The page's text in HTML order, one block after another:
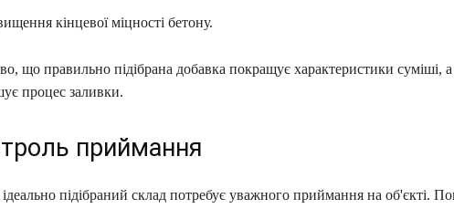
кінцевої міцності бетону.
що правильно підібрана добавка покращує характеристики суміші,
процес заливки.
приймання
ідеально підібраний склад потребує уважного приймання на об'єкті.